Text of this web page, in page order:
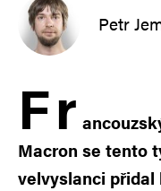
Petr
Fr
Macron se tento
velvyslanci